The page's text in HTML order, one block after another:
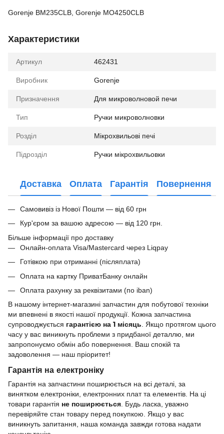
Gorenje BM235CLB, Gorenje MO4250CLB
Характеристики
Артикул 462431
Виробник Gorenje
Призначення Для микроволновой печи
Тип Ручки микроволновки
Розділ Мікрохвильові печі
Підрозділ Ручки мікрохвильовки
Доставка Оплата Гарантія Повернення
Самовивіз із Нової Пошти — від 60 грн
Кур'єром за вашою адресою — від 120 грн.
Більше інформації про доставку
Онлайн-оплата Visa/Mastercard через Liqpay
Готівкою при отриманні (післяплата)
Оплата на картку ПриватБанку онлайн
Оплата рахунку за реквізитами (по iban)
В нашому інтернет-магазині запчастин для побутової техніки
ми впевнені в якості нашої продукції. Кожна запчастина
супроводжується гарантією на 1 місяць. Якщо протягом цього
часу у вас виникнуть проблеми з придбаної деталлю, ми
запропонуємо обмін або повернення. Ваш спокій та
задоволення — наш пріоритет!
Гарантія на електроніку
Гарантія на запчастини поширюється на всі деталі, за
винятком електроніки, електронних плат та елементів. На ці
товари гарантія не поширюється . Будь ласка, уважно
перевіряйте стан товару перед покупкою. Якщо у вас
виникнуть запитання, наша команда завжди готова надати